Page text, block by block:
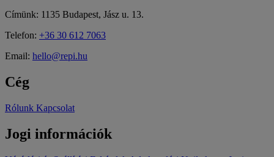
Címünk: 1135 Budapest, Jász u. 13.
Telefon: +36 30 612 7063
Email: hello@repi.hu
Cég
Rólunk Kapcsolat
Jogi információk